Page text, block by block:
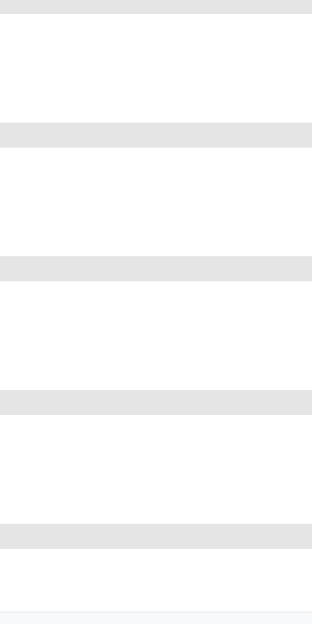
نمونه آزمون مختلف برای امتحان‌های نوبت اول و دوم را
با امتحان‌های نهایی و استاندارد در چند دوره اخیر طراحی
در جلسه، بارها پرسش‌های مشابه را بررسی کرده‌اید،
نیز می‌توانند نقش پررنگی در پیشرفت شما داشته باشند.
دوازدهم مهروماه طراحی شده، پاسخنامه‌ای تشریحی است.
سوال، بارم‌بندی مشخصی را به خود اختصاص داده